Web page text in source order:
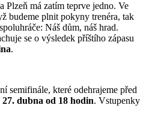
Plzeň má zatím teprve jedno. Ve
budeme plnit pokyny trenéra, tak
Náš dům, náš hrad.
se o výsledek příštího zápasu
.
semifinále, které odehrajeme před
27. dubna od 18 hodin. Vstupenky